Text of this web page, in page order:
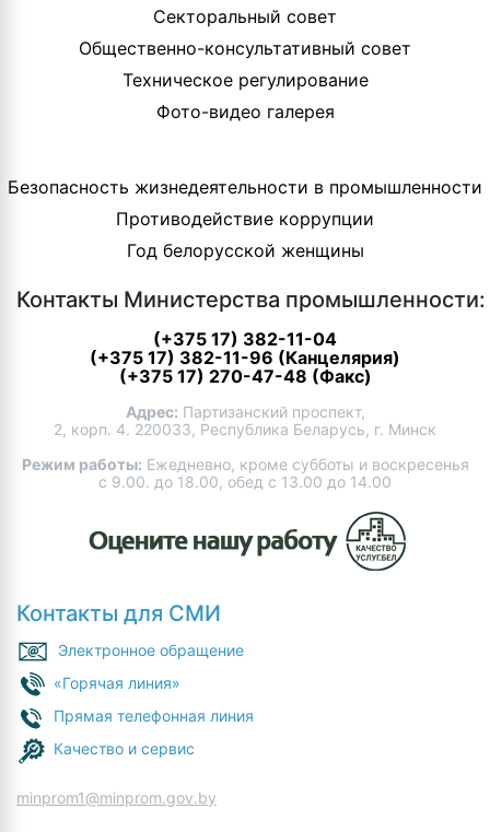
Секторальный совет
Общественно-консультативный совет
Техническое регулирование
Фото-видео галерея
Безопасность жизнедеятельности в промышленности
Противодействие коррупции
Год белорусской женщины
Контакты Министерства промышленности:
(+375 17) 382-11-04
(+375 17) 382-11-96 (Канцелярия)
(+375 17) 270-47-48 (Факс)
Адрес: Партизанский проспект,
2, корп. 4. 220033, Республика Беларусь, г. Минск
Режим работы: Ежедневно, кроме субботы и воскресенья
с 9.00. до 18.00, обед с 13.00 до 14.00
Контакты для СМИ
Электронное обращение
«Горячая линия»
Прямая телефонная линия
Качество и сервис
minprom1@minprom.gov.by